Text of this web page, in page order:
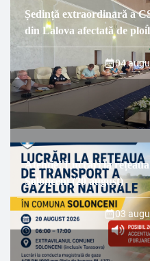
Ședință extraordinară a
din Lalova afectată de
04
Atenție! Lucrări la rețeaua
Solonceni (20 august)
03